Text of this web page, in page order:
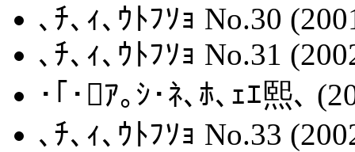
､ﾁ､ｨ､ｳﾄﾌｿｮ No.30
､ﾁ､ｨ､ｳﾄﾌｿｮ No.31
･｢･ｱ｡ｼ･ﾈ､ﾎ､ｪｴ熙､
､ﾁ､ｨ､ｳﾄﾌｿｮ No.33